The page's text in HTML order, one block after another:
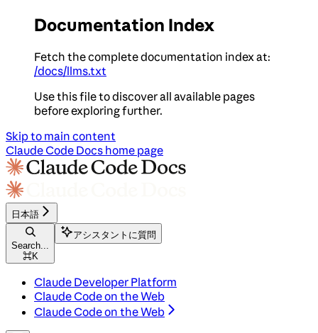
Documentation Index
Fetch the complete documentation index at:
/docs/llms.txt
Use this file to discover all available pages
before exploring further.
Skip to main content
Claude Code Docs home page
日本語
Search...
⌘K
アシスタントに質問
Claude Developer Platform
Claude Code on the Web
Claude Code on the Web